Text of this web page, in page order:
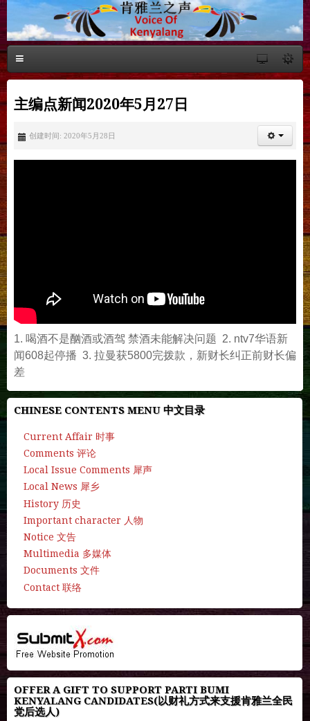
主编点新闻2020年5月27日
创建时间: 2020年5月28日
1. 喝酒不是酗酒或酒驾 禁酒未能解决问题 2. ntv7华语新
闻608起停播 3. 拉曼获5800完拨款，新财长纠正前财长偏
差
CHINESE CONTENTS MENU 中文目录
Current Affair 时事
Comments 评论
Local Issue Comments 犀声
Local News 犀乡
History 历史
Important character 人物
Notice 文告
Multimedia 多媒体
Documents 文件
Contact 联络
OFFER A GIFT TO SUPPORT PARTI BUMI
KENYALANG CANDIDATES(以财礼方式来支援肯雅兰全民
党后选人)